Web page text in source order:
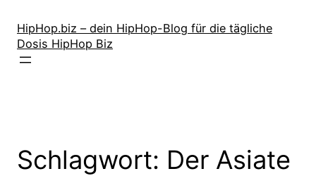
Inhalt
springen
HipHop.biz – dein HipHop-Blog für die tägliche
Dosis HipHop Biz
Schlagwort: Der Asiate